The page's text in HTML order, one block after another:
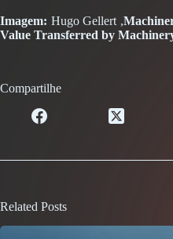
Imagem: Hugo Gellert ,
Value Transferred by
Compartilhe
Related Posts